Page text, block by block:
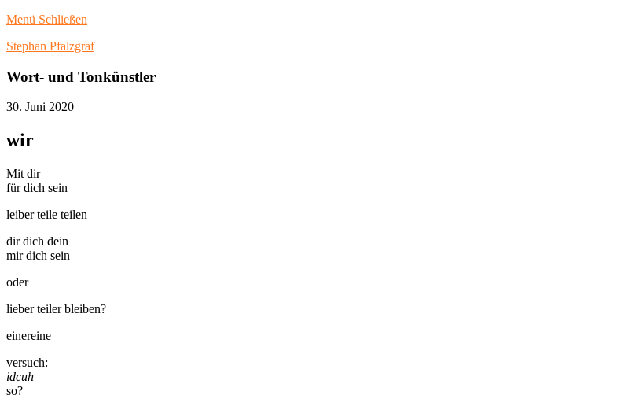
Menü Schließen
Stephan Pfalzgraf
Wort- und Tonkünstler
30. Juni 2020
wir
Mit dir
für dich sein
leiber teile teilen
dir dich dein
mir dich sein
oder
lieber teiler bleiben?
einereine
versuch:
idcuh
so?